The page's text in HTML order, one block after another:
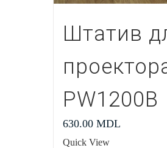
Штатив
PW1200В
630.00 MDL
Quick View